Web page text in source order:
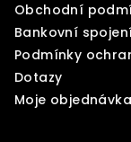
Obchodní
Bankovní
Podmínky
Dotazy
Moje objednávka